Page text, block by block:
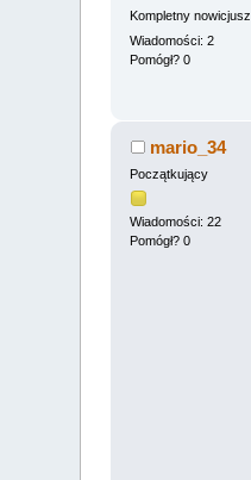
Kompletny nowicjusz
Wiadomości: 2
Pomógł? 0
mario_34
Początkujący
Wiadomości: 22
Pomógł? 0